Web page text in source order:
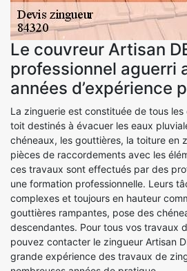
Le couvreur Artisan
professionnel aguerri
années d’expérience
La zinguerie est constituée de tous
toit destinés à évacuer les eaux
chéneaux, les gouttières, la toiture en
pièces de raccordements avec les
ces travaux sont effectués par des
une formation professionnelle. Leurs
complexes et toujours en hauteur
gouttières rampantes, pose des
descendantes. Pour tous vos travaux
pouvez contacter le zingueur Artisan
grande expérience des travaux de